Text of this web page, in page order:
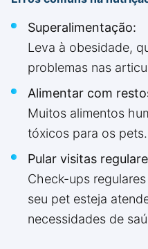
Superalimentação:
Leva à obesidade,
problemas nas
Alimentar com
Muitos alimentos
tóxicos para os pets.
Pular visitas
Check-ups
seu pet esteja
necessidades de